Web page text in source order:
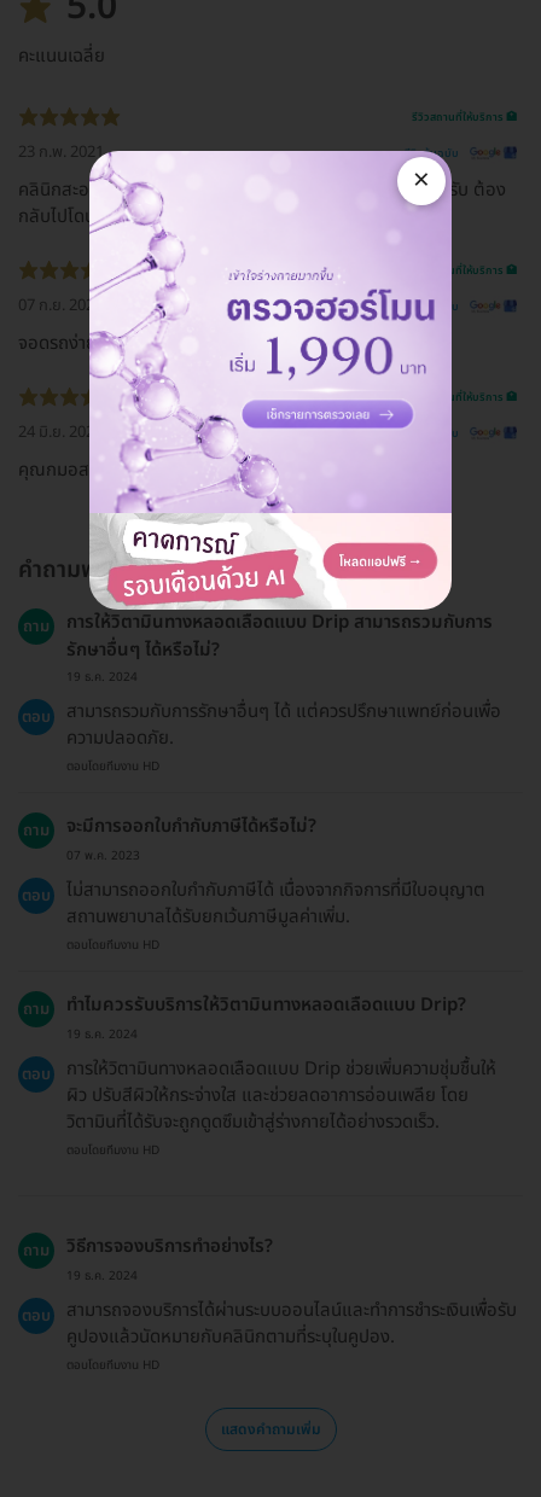
คะแนนเฉลี่ย
รีวิวสถานที่ให้บริการ 🏥
23 ก.พ. 2021 ดูรีวิวต้นฉบับ
คลินิกสะอาด โปรโมชั่นคุ้มค่า และที่สำคัญคุณหมอมือเบามากครับ ต้อง
กลับไปโดนอีก
รีวิวสถานที่ให้บริการ 🏥
07 ก.ย. 2020 ดูรีวิวต้นฉบับ
จอดรถง่าย เดินทางสะดวก
รีวิวสถานที่ให้บริการ 🏥
24 มิ.ย. 2020 ดูรีวิวต้นฉบับ
คุณกมอสวยมือเยามากคะ
คำถามพบบ่อย
ถาม
การให้วิตามินทางหลอดเลือดแบบ Drip สามารถรวมกับการ
รักษาอื่นๆ ได้หรือไม่?
19 ธ.ค. 2024
ตอบ
สามารถรวมกับการรักษาอื่นๆ ได้ แต่ควรปรึกษาแพทย์ก่อนเพื่อ
ความปลอดภัย.
ตอบโดยทีมงาน HD
ถาม จะมีการออกใบกำกับภาษีได้หรือไม่?
07 พ.ค. 2023
ตอบ
ไม่สามารถออกใบกำกับภาษีได้ เนื่องจากกิจการที่มีใบอนุญาต
สถานพยาบาลได้รับยกเว้นภาษีมูลค่าเพิ่ม.
ตอบโดยทีมงาน HD
ถาม ทำไมควรรับบริการให้วิตามินทางหลอดเลือดแบบ Drip?
19 ธ.ค. 2024
ตอบ
การให้วิตามินทางหลอดเลือดแบบ Drip ช่วยเพิ่มความชุ่มชื้นให้
ผิว ปรับสีผิวให้กระจ่างใส และช่วยลดอาการอ่อนเพลีย โดย
วิตามินที่ได้รับจะถูกดูดซึมเข้าสู่ร่างกายได้อย่างรวดเร็ว.
ตอบโดยทีมงาน HD
ถาม วิธีการจองบริการทำอย่างไร?
19 ธ.ค. 2024
ตอบ
สามารถจองบริการได้ผ่านระบบออนไลน์และทำการชำระเงินเพื่อรับ
คูปองแล้วนัดหมายกับคลินิกตามที่ระบุในคูปอง.
ตอบโดยทีมงาน HD
แสดงคำถามเพิ่ม
×